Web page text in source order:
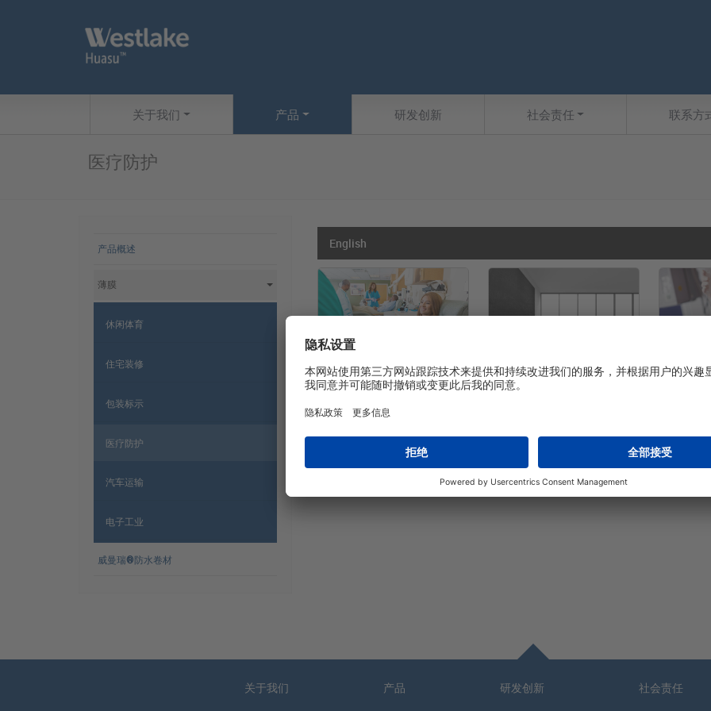
网站导航
关于我们 产品 研发创新 社会责任 联系方
医疗防护
产品概述
薄膜
休闲体育
住宅装修
包装标示
医疗防护
汽车运输
电子工业
威曼瑞®防水卷材
English
医用垫
童用垫 防褥疮充气床垫 雨衣
关于我们 产品 研发创新 社会责任